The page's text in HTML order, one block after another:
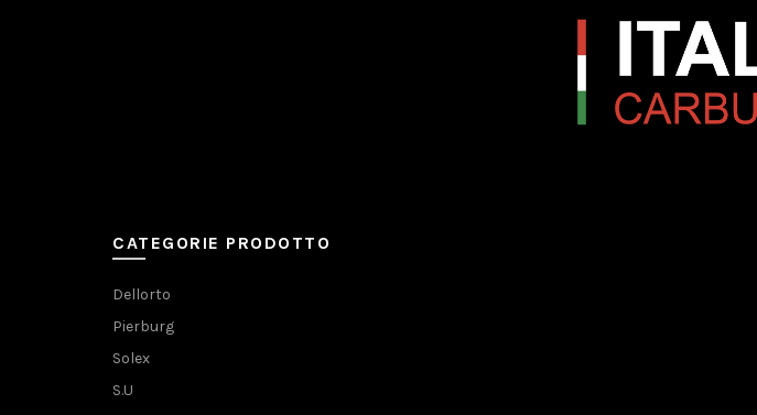
CATEGORIE PRODOTTO
Dellorto
Pierburg
Solex
S.U